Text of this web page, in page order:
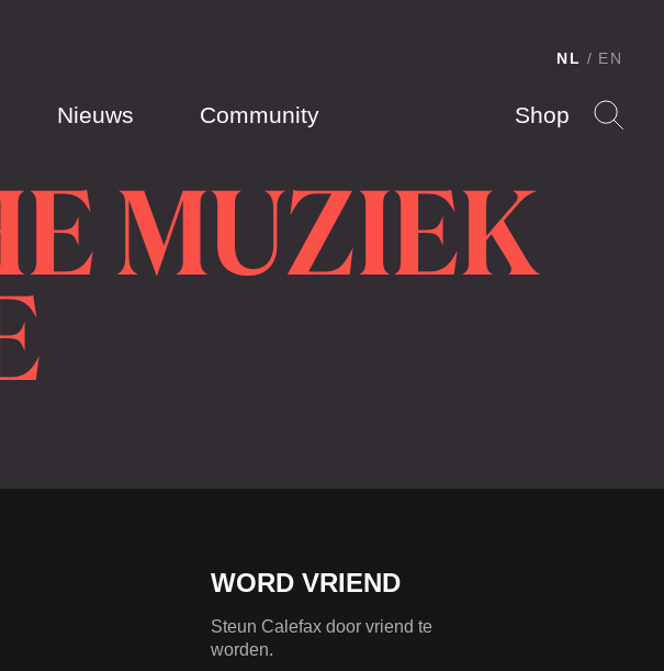
Nieuws Community Shop
NL EN
MUZIEK
WORD VRIEND
Steun Calefax door vriend te
worden.